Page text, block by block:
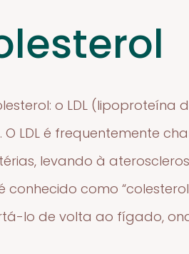
o LDL (lipoproteína
LDL é frequentemente
levando à
conhecido como
lo de volta ao fígado,